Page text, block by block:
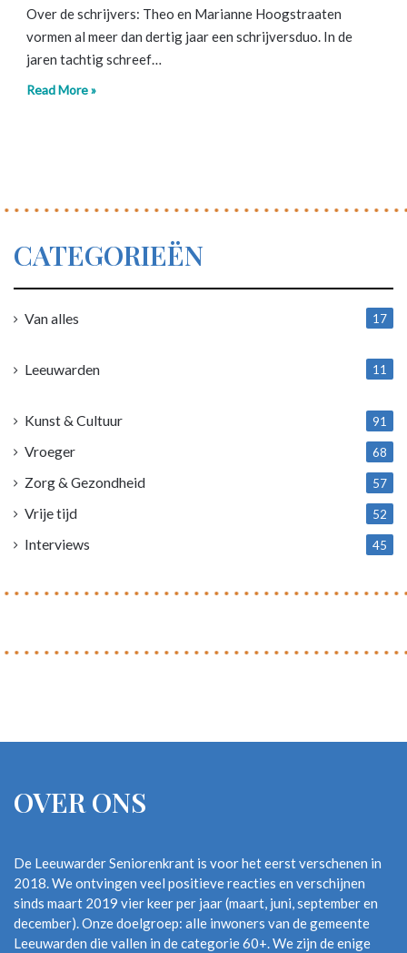
Over de schrijvers: Theo en Marianne Hoogstraaten
vormen al meer dan dertig jaar een schrijversduo. In de
jaren tachtig schreef…
Read More »
CATEGORIEËN
Van alles
17
Leeuwarden
11
Kunst & Cultuur 91
Vroeger 68
Zorg & Gezondheid 57
Vrije tijd 52
Interviews 45
OVER ONS
De Leeuwarder Seniorenkrant is voor het eerst verschenen in
2018. We ontvingen veel positieve reacties en verschijnen
sinds maart 2019 vier keer per jaar (maart, juni, september en
december). Onze doelgroep: alle inwoners van de gemeente
Leeuwarden die vallen in de categorie 60+. We zijn de enige